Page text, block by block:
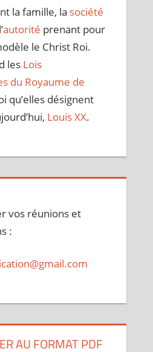
la famille, la société
autorité prenant pour
le Christ Roi.
les Lois
du Royaume de
qu’elles désignent
Louis XX.
vos réunions et
:
AU FORMAT PDF